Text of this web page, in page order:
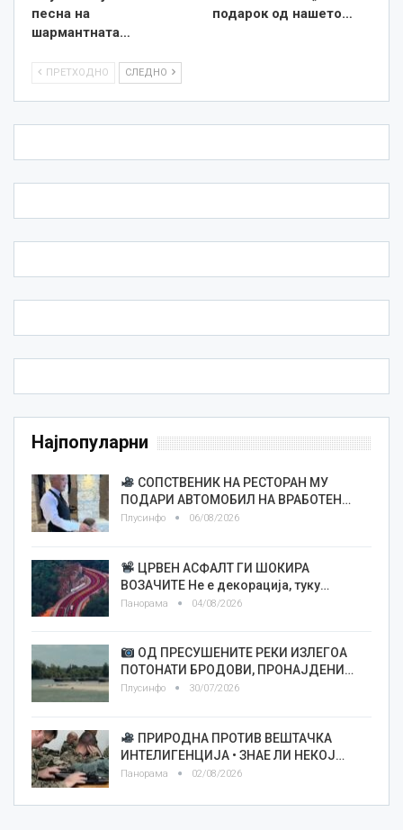
песна на
шармантната…
подарок од нашето…
ПРЕТХОДНО СЛЕДНО
Најпопуларни
СОПСТВЕНИК НА РЕСТОРАН МУ
ПОДАРИ АВТОМОБИЛ НА ВРАБОТЕН…
Плусинфо 06/08/2026
ЦРВЕН АСФАЛТ ГИ ШОКИРА
ВОЗАЧИТЕ Не е декорација, туку…
Панорама 04/08/2026
ОД ПРЕСУШЕНИТЕ РЕКИ ИЗЛЕГОА
ПОТОНАТИ БРОДОВИ, ПРОНАЈДЕНИ…
Плусинфо 30/07/2026
ПРИРОДНА ПРОТИВ ВЕШТАЧКА
ИНТЕЛИГЕНЦИЈА • ЗНАЕ ЛИ НЕКОЈ…
Панорама 02/08/2026